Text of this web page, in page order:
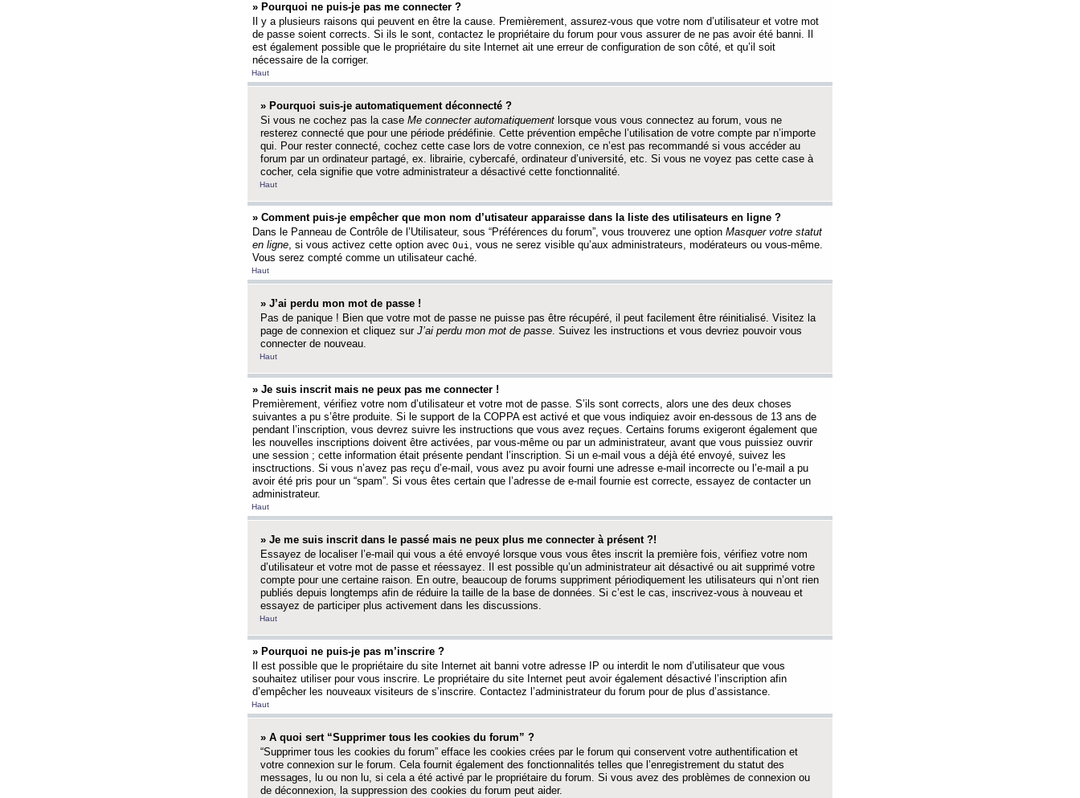
» Pourquoi ne puis-je pas me connecter ?
Il y a plusieurs raisons qui peuvent en être la cause. Premièrement, assurez-vous que votre nom d’utilisateur et votre mot
de passe soient corrects. Si ils le sont, contactez le propriétaire du forum pour vous assurer de ne pas avoir été banni. Il
est également possible que le propriétaire du site Internet ait une erreur de configuration de son côté, et qu’il soit
nécessaire de la corriger.
Haut
» Pourquoi suis-je automatiquement déconnecté ?
Si vous ne cochez pas la case Me connecter automatiquement lorsque vous vous connectez au forum, vous ne
resterez connecté que pour une période prédéfinie. Cette prévention empêche l’utilisation de votre compte par n’importe
qui. Pour rester connecté, cochez cette case lors de votre connexion, ce n’est pas recommandé si vous accéder au
forum par un ordinateur partagé, ex. librairie, cybercafé, ordinateur d’université, etc. Si vous ne voyez pas cette case à
cocher, cela signifie que votre administrateur a désactivé cette fonctionnalité.
Haut
» Comment puis-je empêcher que mon nom d’utisateur apparaisse dans la liste des utilisateurs en ligne ?
Dans le Panneau de Contrôle de l’Utilisateur, sous “Préférences du forum”, vous trouverez une option Masquer votre statut
en ligne, si vous activez cette option avec Oui , vous ne serez visible qu’aux administrateurs, modérateurs ou vous-même.
Vous serez compté comme un utilisateur caché.
Haut
» J’ai perdu mon mot de passe !
Pas de panique ! Bien que votre mot de passe ne puisse pas être récupéré, il peut facilement être réinitialisé. Visitez la
page de connexion et cliquez sur J’ai perdu mon mot de passe. Suivez les instructions et vous devriez pouvoir vous
connecter de nouveau.
Haut
» Je suis inscrit mais ne peux pas me connecter !
Premièrement, vérifiez votre nom d’utilisateur et votre mot de passe. S’ils sont corrects, alors une des deux choses
suivantes a pu s’être produite. Si le support de la COPPA est activé et que vous indiquiez avoir en-dessous de 13 ans de
pendant l’inscription, vous devrez suivre les instructions que vous avez reçues. Certains forums exigeront également que
les nouvelles inscriptions doivent être activées, par vous-même ou par un administrateur, avant que vous puissiez ouvrir
une session ; cette information était présente pendant l’inscription. Si un e-mail vous a déjà été envoyé, suivez les
insctructions. Si vous n’avez pas reçu d’e-mail, vous avez pu avoir fourni une adresse e-mail incorrecte ou l’e-mail a pu
avoir été pris pour un “spam”. Si vous êtes certain que l’adresse de e-mail fournie est correcte, essayez de contacter un
administrateur.
Haut
» Je me suis inscrit dans le passé mais ne peux plus me connecter à présent ?!
Essayez de localiser l’e-mail qui vous a été envoyé lorsque vous vous êtes inscrit la première fois, vérifiez votre nom
d’utilisateur et votre mot de passe et réessayez. Il est possible qu’un administrateur ait désactivé ou ait supprimé votre
compte pour une certaine raison. En outre, beaucoup de forums suppriment périodiquement les utilisateurs qui n’ont rien
publiés depuis longtemps afin de réduire la taille de la base de données. Si c’est le cas, inscrivez-vous à nouveau et
essayez de participer plus activement dans les discussions.
Haut
» Pourquoi ne puis-je pas m’inscrire ?
Il est possible que le propriétaire du site Internet ait banni votre adresse IP ou interdit le nom d’utilisateur que vous
souhaitez utiliser pour vous inscrire. Le propriétaire du site Internet peut avoir également désactivé l’inscription afin
d’empêcher les nouveaux visiteurs de s’inscrire. Contactez l’administrateur du forum pour de plus d’assistance.
Haut
» A quoi sert “Supprimer tous les cookies du forum” ?
“Supprimer tous les cookies du forum” efface les cookies crées par le forum qui conservent votre authentification et
votre connexion sur le forum. Cela fournit également des fonctionnalités telles que l’enregistrement du statut des
messages, lu ou non lu, si cela a été activé par le propriétaire du forum. Si vous avez des problèmes de connexion ou
de déconnexion, la suppression des cookies du forum peut aider.